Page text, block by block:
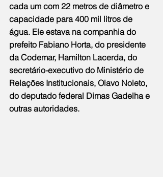
cada um com 22 metros de diâmetro e
capacidade para 400 mil litros de
água. Ele estava na companhia do
prefeito Fabiano Horta, do presidente
da Codemar, Hamilton Lacerda, do
secretário-executivo do Ministério de
Relações Institucionais, Olavo Noleto,
do deputado federal Dimas Gadelha e
outras autoridades.